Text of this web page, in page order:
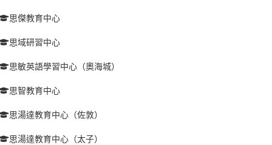
思傑教育中心
思域研習中心
思敏英語學習中心（奧海城）
思智教育中心
思湯達教育中心（佐敦）
思湯達教育中心（太子）